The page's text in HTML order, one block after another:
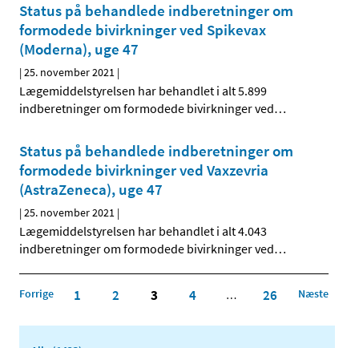
Status på behandlede indberetninger om
formodede bivirkninger ved Spikevax
(Moderna), uge 47
|25. november 2021 |
Lægemiddelstyrelsen har behandlet i alt 5.899
indberetninger om formodede bivirkninger ved…
Status på behandlede indberetninger om
formodede bivirkninger ved Vaxzevria
(AstraZeneca), uge 47
|25. november 2021 |
Lægemiddelstyrelsen har behandlet i alt 4.043
indberetninger om formodede bivirkninger ved…
Forrige 1 2 3 4 … 26 Næste